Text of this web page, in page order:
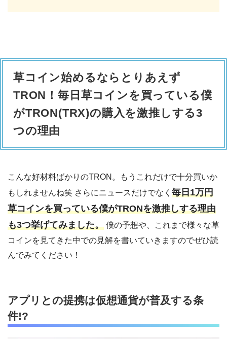
草コイン始めるならとりあえず
TRON！毎日草コインを買っている僕
がTRON(TRX)の購入を激推しする3
つの理由
こんな好材料ばかりのTRON。もうこれだけで十分買いか
もしれませんね笑 さらにニュースだけでなく 毎日1万円
草コインを買っている僕がTRONを激推しする理由
も3つ挙げてみました。 僕の予想や、これまで様々な草
コインを見てきた中での見解を書いていきますのでぜひ読
んでみてください！
アプリとの提携は仮想通貨が普及する条
件!?